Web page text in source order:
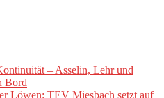
– Asselin, Lehr und
Bord
Löwen: TEV Miesbach setzt auf